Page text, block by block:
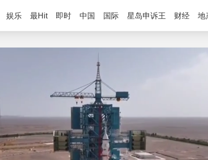
娱乐 最Hit 即时 中国 国际 星岛申诉王 财经 地